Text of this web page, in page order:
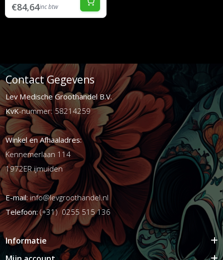
€84,64inc btw
Contact Gegevens
Lev Medische Groothandel B.V.
KvK-nummer: 58214259
Winkel en Afhaaladres:
Kennemerlaan 114
1972ER ijmuiden
E-mail:info@levgroothandel.nl
Telefoon:(+31) 0255 515 136
Informatie